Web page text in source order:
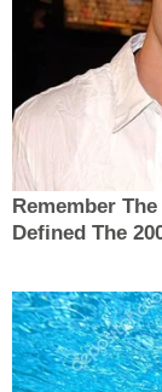
Remember
Defined The